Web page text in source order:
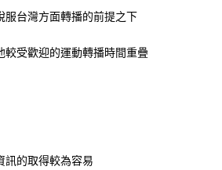
服台灣方面轉播的前提之下
較受歡迎的運動轉播時間重疊
訊的取得較為容易